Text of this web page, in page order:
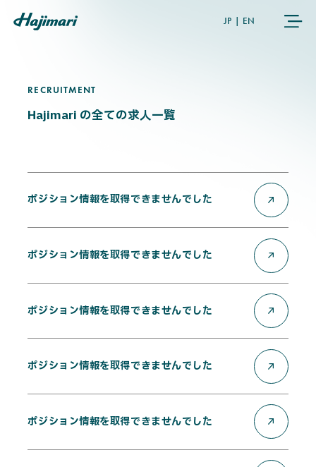
JP EN
COMPANY
USER’S VOICE
CAREERS
CONTACT
Privacy Policy
Security Action
RECRUITMENT
RECRUITMENT
Hajimari の全ての求人一覧
ポジション情報を取得できませんでした
ポジション情報を取得できませんでした
ポジション情報を取得できませんでした
ポジション情報を取得できませんでした
ポジション情報を取得できませんでした